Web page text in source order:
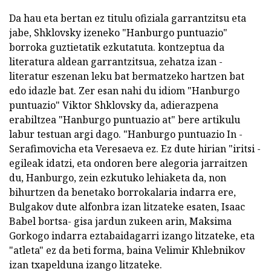
Da hau eta bertan ez titulu ofiziala garrantzitsu eta
jabe, Shklovsky izeneko "Hanburgo puntuazio"
borroka guztietatik ezkutatuta. kontzeptua da
literatura aldean garrantzitsua, zehatza izan -
literatur eszenan leku bat bermatzeko hartzen bat
edo idazle bat. Zer esan nahi du idiom "Hanburgo
puntuazio" Viktor Shklovsky da, adierazpena
erabiltzea "Hanburgo puntuazio at" bere artikulu
labur testuan argi dago. "Hanburgo puntuazio In -
Serafimovicha eta Veresaeva ez. Ez dute hirian "iritsi -
egileak idatzi, eta ondoren bere alegoria jarraitzen
du, Hanburgo, zein ezkutuko lehiaketa da, non
bihurtzen da benetako borrokalaria indarra ere,
Bulgakov dute alfonbra izan litzateke esaten, Isaac
Babel bortsa- gisa jardun zukeen arin, Maksima
Gorkogo indarra eztabaidagarri izango litzateke, eta
"atleta" ez da beti forma, baina Velimir Khlebnikov
izan txapelduna izango litzateke.